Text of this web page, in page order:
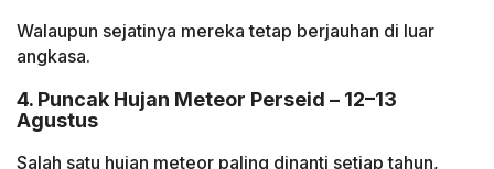
Walaupun sejatinya mereka tetap berjauhan di luar
angkasa.
4. Puncak Hujan Meteor Perseid – 12–13
Agustus
Salah satu hujan meteor paling dinanti setiap tahun,